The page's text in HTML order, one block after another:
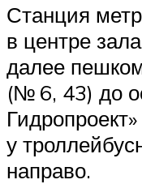
Станция
в центре
далее
(№ 6, 43) до
у
направо.